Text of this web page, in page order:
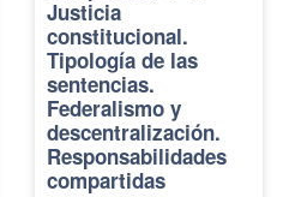
Justicia
constitucional.
Tipología de las
sentencias.
Federalismo y
descentralización.
Responsabilidades
compartidas